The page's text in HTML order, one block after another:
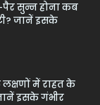
पैर सुन्न होना कब
जानें इसके
में राहत के
इसके गंभीर